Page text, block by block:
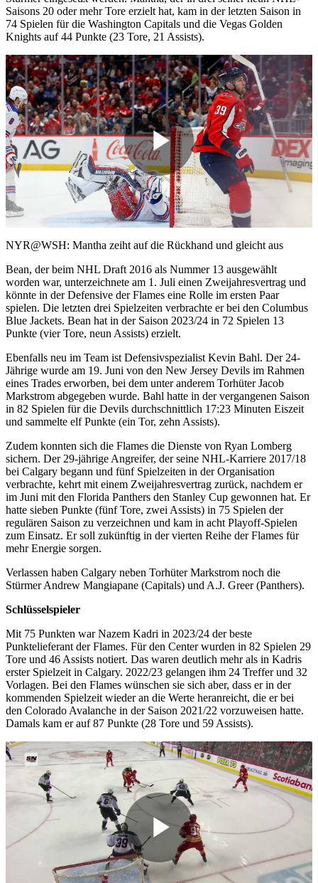
Saisons 20 oder mehr Tore erzielt hat, kam in der letzten Saison in
74 Spielen für die Washington Capitals und die Vegas Golden
Knights auf 44 Punkte (23 Tore, 21 Assists).
Play
Video
NYR@WSH: Mantha zeiht auf die Rückhand und gleicht aus
Bean, der beim NHL Draft 2016 als Nummer 13 ausgewählt
worden war, unterzeichnete am 1. Juli einen Zweijahresvertrag und
könnte in der Defensive der Flames eine Rolle im ersten Paar
spielen. Die letzten drei Spielzeiten verbrachte er bei den Columbus
Blue Jackets. Bean hat in der Saison 2023/24 in 72 Spielen 13
Punkte (vier Tore, neun Assists) erzielt.
Ebenfalls neu im Team ist Defensivspezialist Kevin Bahl. Der 24-
Jährige wurde am 19. Juni von den New Jersey Devils im Rahmen
eines Trades erworben, bei dem unter anderem Torhüter Jacob
Markstrom abgegeben wurde. Bahl hatte in der vergangenen Saison
in 82 Spielen für die Devils durchschnittlich 17:23 Minuten Eiszeit
und sammelte elf Punkte (ein Tor, zehn Assists).
Zudem konnten sich die Flames die Dienste von Ryan Lomberg
sichern. Der 29-jährige Angreifer, der seine NHL-Karriere 2017/18
bei Calgary begann und fünf Spielzeiten in der Organisation
verbrachte, kehrt mit einem Zweijahresvertrag zurück, nachdem er
im Juni mit den Florida Panthers den Stanley Cup gewonnen hat. Er
hatte sieben Punkte (fünf Tore, zwei Assists) in 75 Spielen der
regulären Saison zu verzeichnen und kam in acht Playoff-Spielen
zum Einsatz. Er soll zukünftig in der vierten Reihe der Flames für
mehr Energie sorgen.
Verlassen haben Calgary neben Torhüter Markstrom noch die
Stürmer Andrew Mangiapane (Capitals) und A.J. Greer (Panthers).
Schlüsselspieler
Mit 75 Punkten war Nazem Kadri in 2023/24 der beste
Punktelieferant der Flames. Für den Center wurden in 82 Spielen 29
Tore und 46 Assists notiert. Das waren deutlich mehr als in Kadris
erster Spielzeit in Calgary. 2022/23 gelangen ihm 24 Treffer und 32
Vorlagen. Bei den Flames wünschen sie sich aber, dass er in der
kommenden Spielzeit wieder an die Werte heranreicht, die er bei
den Colorado Avalanche in der Saison 2021/22 vorzuweisen hatte.
Damals kam er auf 87 Punkte (28 Tore und 59 Assists).
Play